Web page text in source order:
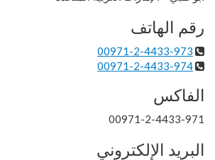
رقم الهاتف
00971-2-4433-973
00971-2-4433-974
الفاكس
00971-2-4433-971
البريد الإلكتروني